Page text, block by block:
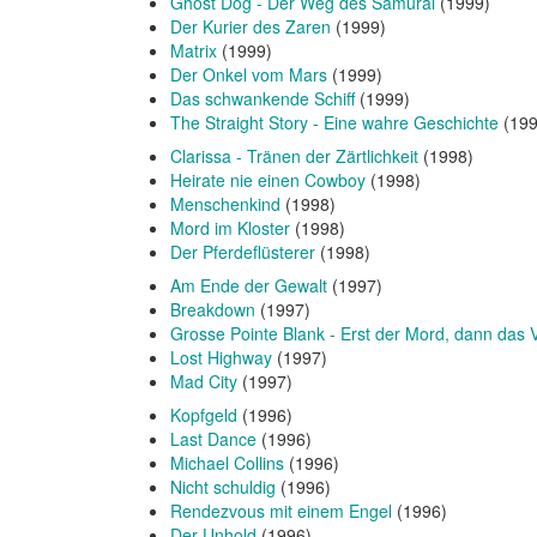
Der Kurier des Zaren (1999)
Matrix (1999)
Der Onkel vom Mars (1999)
Das schwankende Schiff(1999)
The Straight Story - Eine wahre Geschichte
Clarissa - Tränen der Zärtlichkeit (1998)
Heirate nie einen Cowboy (1998)
Menschenkind (1998)
Mord im Kloster (1998)
Der Pferdeflüsterer (1998)
Am Ende der Gewalt (1997)
Breakdown (1997)
Grosse Pointe Blank - Erst der Mord, dann das
Lost Highway (1997)
Mad City (1997)
Kopfgeld (1996)
Last Dance (1996)
Michael Collins (1996)
Nicht schuldig (1996)
Rendezvous mit einem Engel (1996)